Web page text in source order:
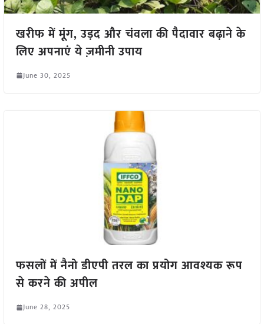
खरीफ में मूंग, उड़द और चंवला की पैदावार बढ़ाने के
लिए अपनाएं ये ज़मीनी उपाय
June 30, 2025
फसलों में नैनो डीएपी तरल का प्रयोग आवश्यक रूप
से करने की अपील
June 28, 2025